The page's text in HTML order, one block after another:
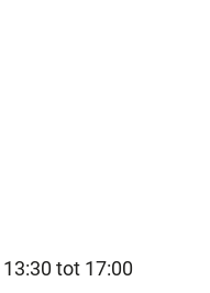
13:30 tot 17:00